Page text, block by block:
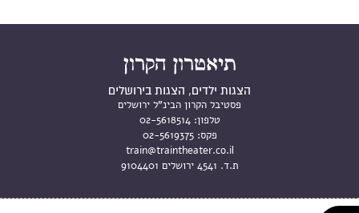
הצגות ילדים, הצגות בירושלים
פסטיבל הקרון הבינ"ל ירושלים
טלפון: 02-5618514
פקס: 02-5619375
train@traintheater.co.il
ת.ד. 4541 ירושלים 9104401